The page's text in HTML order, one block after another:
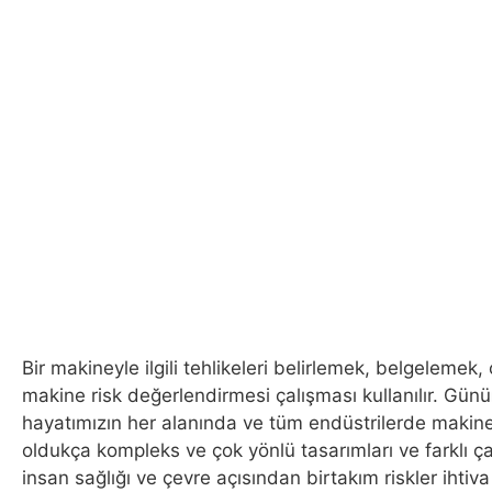
Bir makineyle ilgili tehlikeleri belirlemek,
makine risk değerlendirmesi çalışması kullanılır.
hayatımızın her alanında ve tüm endüstrilerde
oldukça kompleks ve çok yönlü tasarımları ve farklı
insan sağlığı ve çevre açısından birtakım riskler